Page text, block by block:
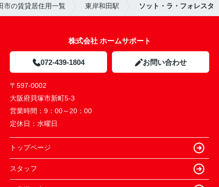
市の賃貸居住用一覧 東岸和田駅 ソット・ラ・フォレスタ
株式会社 ホームサポート
072-439-1804 お問い合わせ
〒597-0002
大阪府貝塚市新町5-3
営業時間： 9：00～20：00
定休日： 水曜日
トップページ
スタッフ